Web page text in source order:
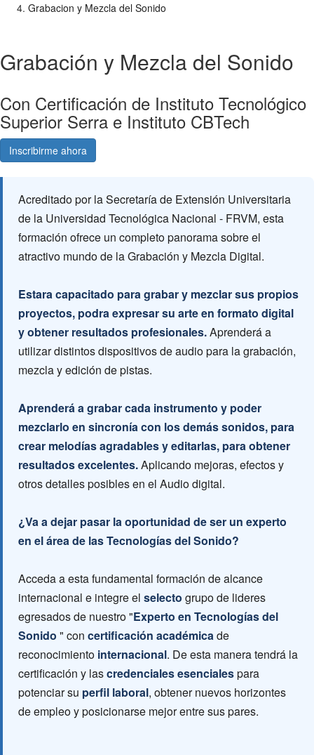
Grabacion y Mezcla del Sonido
Grabación y Mezcla del Sonido
Con Certificación de Instituto Tecnológico
Superior Serra e Instituto CBTech
Inscribirme ahora
Acreditado por la Secretaría de Extensión Universitaria
de la Universidad Tecnológica Nacional - FRVM, esta
formación ofrece un completo panorama sobre el
atractivo mundo de la Grabación y Mezcla Digital.
Estara capacitado para grabar y mezclar sus propios
proyectos, podra expresar su arte en formato digital
y obtener resultados profesionales.Aprenderá a
utilizar distintos dispositivos de audio para la grabación,
mezcla y edición de pistas.
Aprenderá a grabar cada instrumento y poder
mezclarlo en sincronía con los demás sonidos, para
crear melodías agradables y editarlas, para obtener
resultados excelentes.Aplicando mejoras, efectos y
otros detalles posibles en el Audio digital.
¿Va a dejar pasar la oportunidad de ser un experto
en el área de las Tecnologías del Sonido?
Acceda a esta fundamental formación de alcance
internacional e integre el selecto grupo de lideres
egresados de nuestro "Experto en Tecnologías del
Sonido " con certificación académicade
reconocimiento internacional. De esta manera tendrá la
certificación y lascredenciales esencialespara
potenciar su perfil laboral, obtener nuevos horizontes
de empleo y posicionarse mejor entre sus pares.